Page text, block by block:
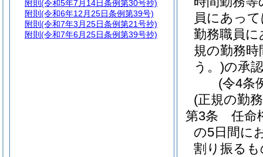
員にあっ
勤務職員
規の勤務
う。)の承
(令4条
(正規の勤
第3条
任命
の5日間に
割り振る
附則 (令和5年7月14日条例第30号抄)
附則 (令和6年12月25日条例第39号)
附則 (令和7年3月25日条例第21号抄)
附則 (令和7年6月25日条例第39号抄)